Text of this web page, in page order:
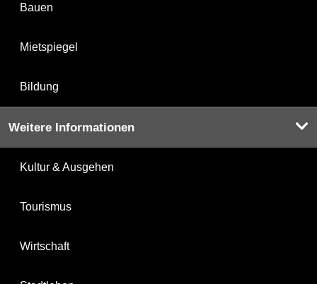
Bauen
Mietspiegel
Bildung
Weitere Informationen
Kultur & Ausgehen
Tourismus
Wirtschaft